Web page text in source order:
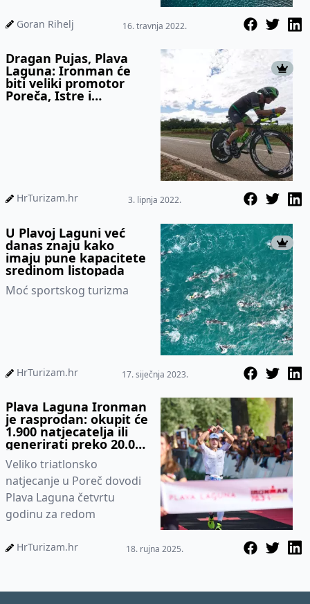
biciklizma kao rekreacije,
Goran Rihelj 16. travnja 2022.
Dragan Pujas, Plava
Laguna: Ironman će
biti veliki promotor
Poreča, Istre i
HrTurizam.hr 3. lipnja 2022.
U Plavoj Laguni već
danas znaju kako
imaju pune kapacitete
sredinom listopada
Moć sportskog turizma
HrTurizam.hr 17. siječnja 2023.
Plava Laguna Ironman
je rasprodan: okupit će
1.900 natjecatelja ili
generirati preko 20.000
noćenja
Veliko triatlonsko
natjecanje u Poreč dovodi
Plava Laguna četvrtu
godinu za redom
HrTurizam.hr 18. rujna 2025.